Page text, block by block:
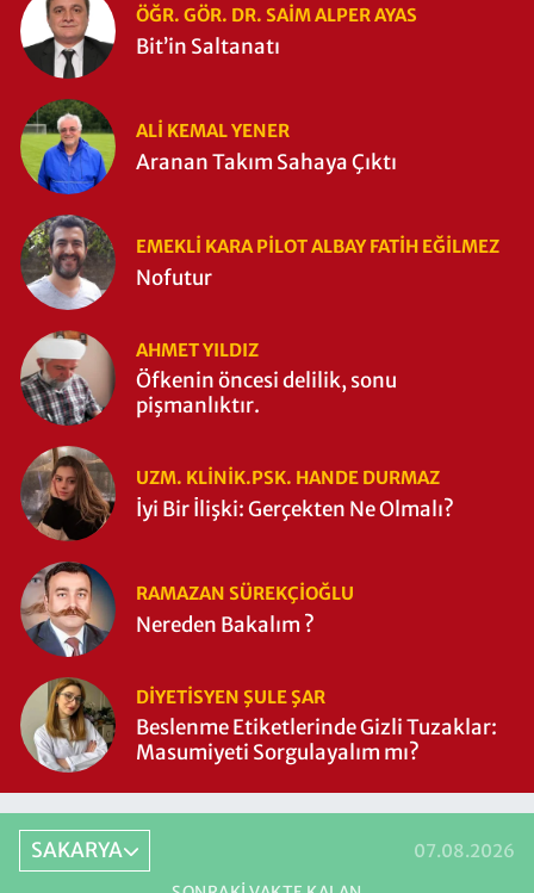
ÖĞR. GÖR. DR. SAIM ALPER AYAS
Bit’in Saltanatı
ALI KEMAL YENER
Aranan Takım Sahaya Çıktı
EMEKLI KARA PILOT ALBAY FATIH EĞİLMEZ
Nofutur
AHMET YILDIZ
Öfkenin öncesi delilik, sonu
pişmanlıktır.
UZM. KLINIK.PSK. HANDE DURMAZ
İyi Bir İlişki: Gerçekten Ne Olmalı?
RAMAZAN SÜREKÇIOĞLU
Nereden Bakalım ?
DIYETISYEN ŞULE ŞAR
Beslenme Etiketlerinde Gizli Tuzaklar:
Masumiyeti Sorgulayalım mı?
SAKARYA 07.08.2026